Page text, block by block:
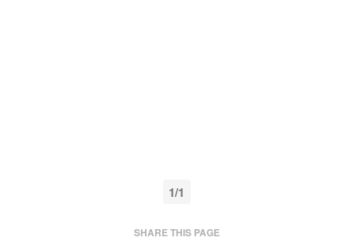
1/1
SHARE THIS PAGE